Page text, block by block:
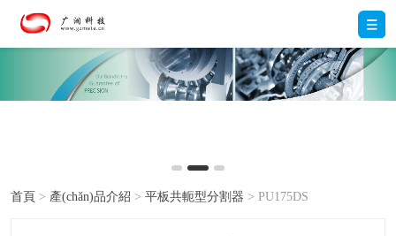
首頁 > 產(chǎn)品介紹 > 平板共軛型分割器 > PU175DS